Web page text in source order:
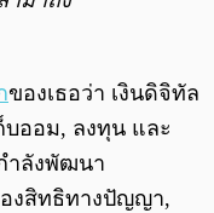
ของเธอว่า เงินดิจิทัล
ออม, ลงทุน และ
ำลังพัฒนา
งสิทธิทางปัญญา,